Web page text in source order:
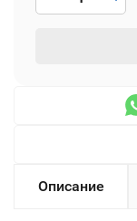
Описание